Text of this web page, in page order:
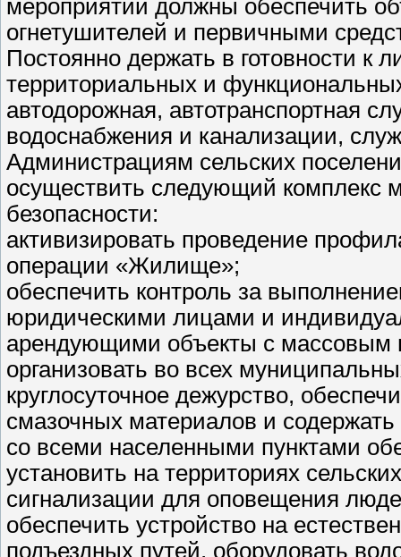
мероприятий должны обеспечить
огнетушителей и первичными
Постоянно держать в готовности к
территориальных и
автодорожная, автотранспортная
водоснабжения и канализации,
Администрациям сельских
осуществить следующий комплекс
безопасности:
активизировать проведение
операции «Жилище»;
обеспечить контроль за
юридическими лицами и
арендующими объекты с
организовать во всех
круглосуточное дежурство,
смазочных материалов и
со всеми населенными пунктами
установить на территориях
сигнализации для оповещения
обеспечить устройство на
подъездных путей, оборудовать